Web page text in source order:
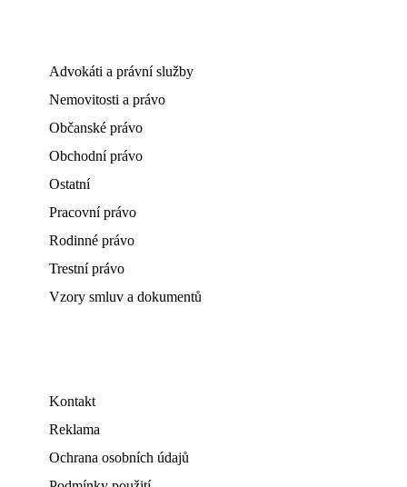
Advokáti a právní služby
Nemovitosti a právo
Občanské právo
Obchodní právo
Ostatní
Pracovní právo
Rodinné právo
Trestní právo
Vzory smluv a dokumentů
Kontakt
Reklama
Ochrana osobních údajů